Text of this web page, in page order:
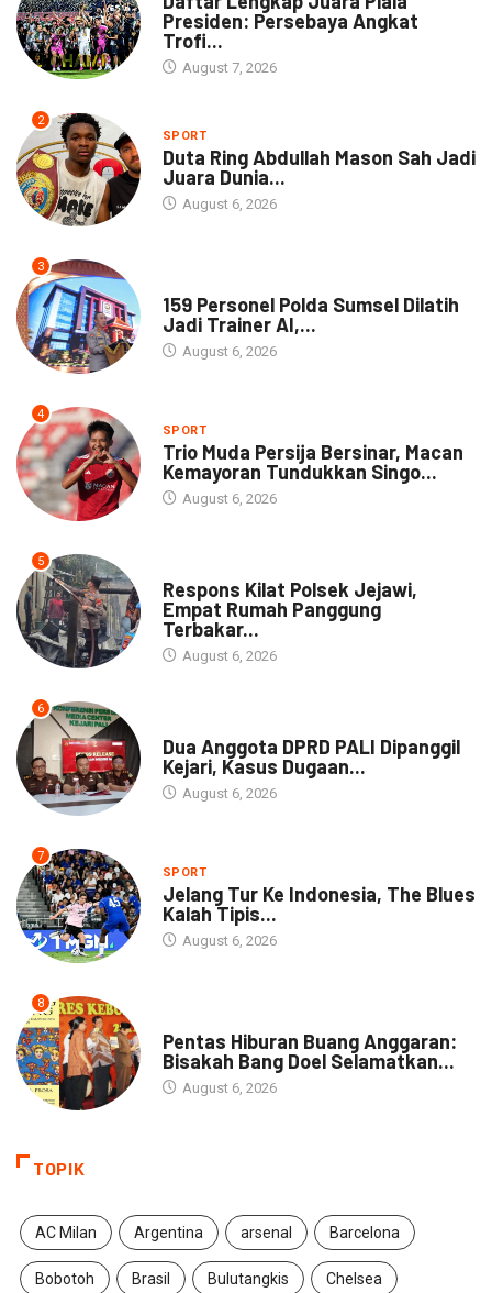
Presiden: Persebaya Angkat
Trofi...
August 7, 2026
2
SPORT
Duta Ring Abdullah Mason Sah Jadi
Juara Dunia...
August 6, 2026
3
159 Personel Polda Sumsel Dilatih
Jadi Trainer AI,...
August 6, 2026
4
SPORT
Trio Muda Persija Bersinar, Macan
Kemayoran Tundukkan Singo...
August 6, 2026
5
Respons Kilat Polsek Jejawi,
Empat Rumah Panggung
Terbakar...
August 6, 2026
6
Dua Anggota DPRD PALI Dipanggil
Kejari, Kasus Dugaan...
August 6, 2026
7
SPORT
Jelang Tur Ke Indonesia, The Blues
Kalah Tipis...
August 6, 2026
8
Pentas Hiburan Buang Anggaran:
Bisakah Bang Doel Selamatkan...
August 6, 2026
TOPIK
AC Milan Argentina arsenal Barcelona
Bobotoh Brasil Bulutangkis Chelsea